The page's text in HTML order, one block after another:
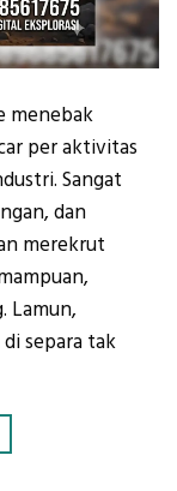
menebak
per aktivitas
Sangat
dan
merekrut
Lamun,
separa tak